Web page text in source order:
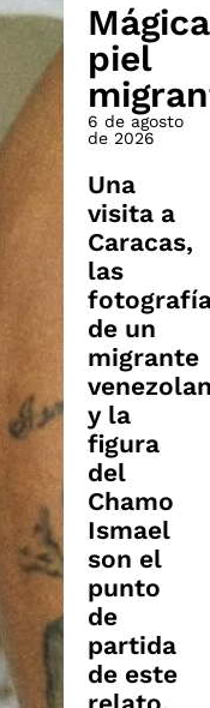
Mágica
piel
6 de agosto
de 2026
Una
visita a
Caracas,
las
de un
migrante
y la
figura
del
Chamo
Ismael
son el
punto
de
partida
de este